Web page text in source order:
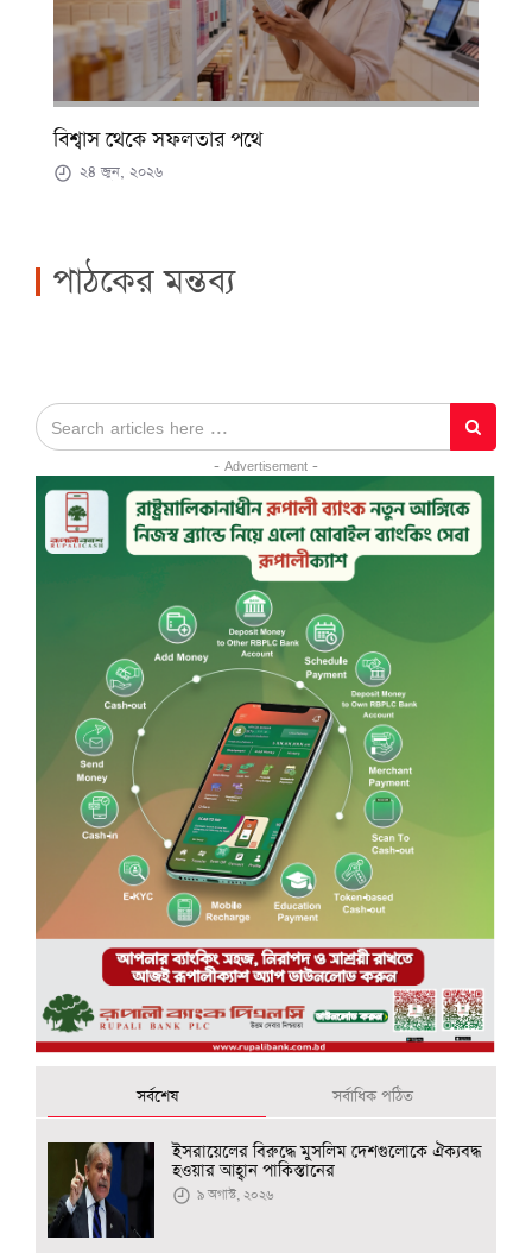
বিশ্বাস থেকে সফলতার পথে
২৪ জুন, ২০২৬
পাঠকের মন্তব্য
- Advertisement -
সর্বশেষ সর্বাধিক পঠিত
ইসরায়েলের বিরুদ্ধে মুসলিম দেশগুলোকে ঐক্যবদ্ধ
হওয়ার আহ্বান পাকিস্তানের
৯ অগাস্ট, ২০২৬